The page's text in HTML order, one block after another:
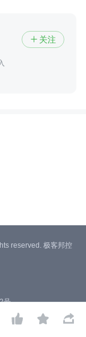
 关注
  
reserved. 极客邦控
号